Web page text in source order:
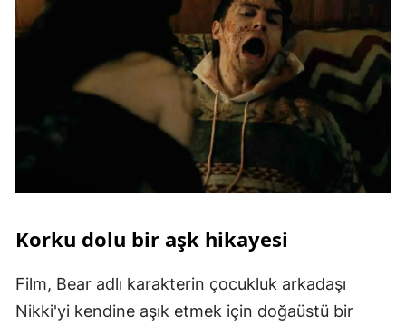
Korku dolu bir aşk hikayesi
Film, Bear adlı karakterin çocukluk arkadaşı
Nikki'yi kendine aşık etmek için doğaüstü bir